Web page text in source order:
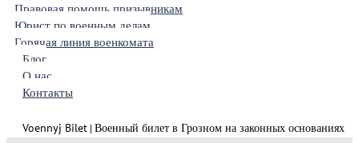
Правовая помощь призывникам
Юрист по военным делам
Горячая линия военкомата
Блог
О нас
Контакты
Voennyj Bilet | Военный билет в Грозном на законных основаниях